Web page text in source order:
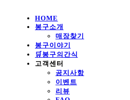
HOME
봉구소개
매장찾기
봉구이야기
🛒봉구의간식
고객센터
공지사항
이벤트
리뷰